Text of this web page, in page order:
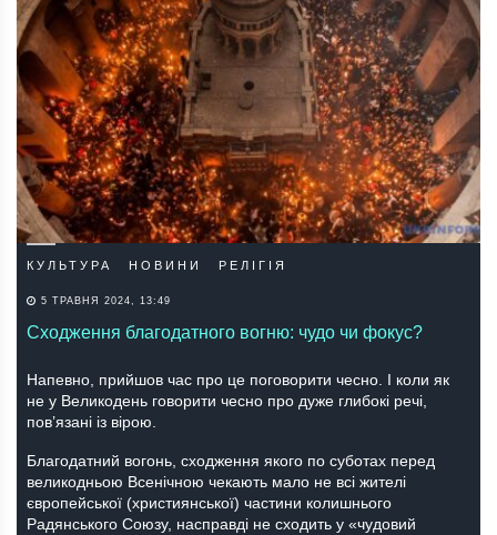
КУЛЬТУРА НОВИНИ РЕЛІГІЯ
5 ТРАВНЯ 2024, 13:49
Сходження благодатного вогню: чудо чи фокус?
Напевно, прийшов час про це поговорити чесно. І коли як
не у Великодень говорити чесно про дуже глибокі речі,
пов’язані із вірою.
Благодатний вогонь, сходження якого по суботах перед
великодньою Всенічною чекають мало не всі жителі
європейської (християнської) частини колишнього
Радянського Союзу, насправді не сходить у «чудовий